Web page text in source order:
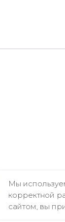
Мы
корректной
сайтом, вы